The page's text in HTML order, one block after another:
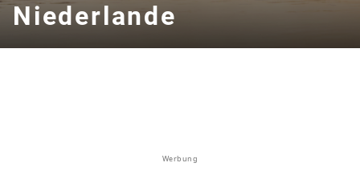
Niederlande
Werbung